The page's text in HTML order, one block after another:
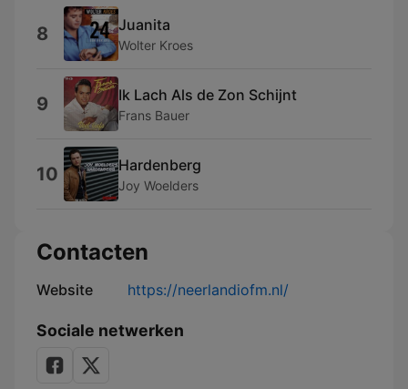
8 Juanita
Wolter Kroes
9 Ik Lach Als de Zon Schijnt
Frans Bauer
10 Hardenberg
Joy Woelders
Contacten
Website https://neerlandiofm.nl/
Sociale netwerken